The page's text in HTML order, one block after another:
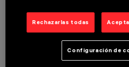
Cuerpo de iluminación con emisión
(30%) con leds monocromáticos
Rechazarlas todas
Configuración de